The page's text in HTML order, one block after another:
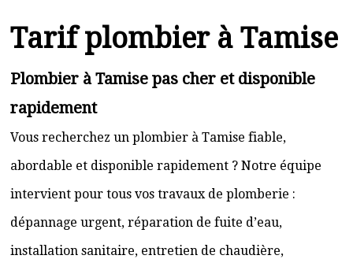
Tarif plombier à Tamise
Plombier à Tamise pas cher et disponible
rapidement
Vous recherchez un plombier à Tamise fiable,
abordable et disponible rapidement ? Notre équipe
intervient pour tous vos travaux de plomberie :
dépannage urgent, réparation de fuite d’eau,
installation sanitaire, entretien de chaudière,